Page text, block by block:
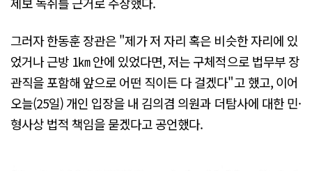
그러자 한동훈 장관은 "제가 저 자리 혹은 비슷한 자리에 있
었거나 근방 1㎞ 안에 있었다면, 저는 구체적으로 법무부 장
관직을 포함해 앞으로 어떤 직이든 다 걸겠다"고 했고, 이어
오늘(25일) 개인 입장을 내 김의겸 의원과 더탐사에 대한 민·
형사상 법적 책임을 묻겠다고 공언했다.